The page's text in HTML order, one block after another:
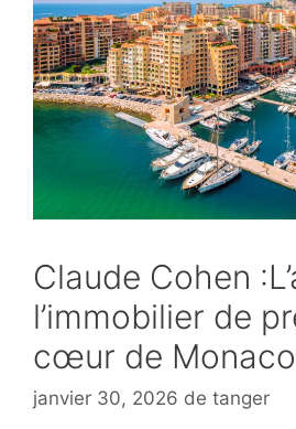
Claude Cohen
l’immobilier de
cœur de Monaco
janvier 30, 2026 de tanger